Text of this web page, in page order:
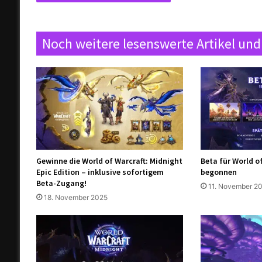
Noch weitere lesenswerte Artikel
Gewinne die World of Warcraft: Midnight
Epic Edition – inklusive sofortigem
Beta-Zugang!
18. November 2025
Beta für World
begonnen
11. November